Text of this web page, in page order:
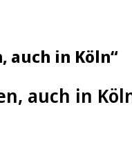
in Köln“
auch in